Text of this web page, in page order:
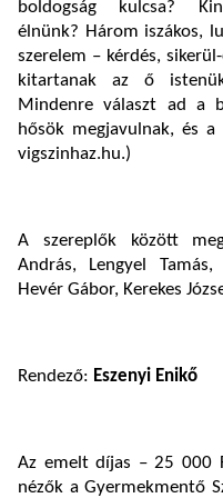
boldogság kulcsa?
élnünk? Három iszákos,
szerelem – kérdés,
kitartanak az ő
Mindenre választ ad a
hősök megjavulnak, és
vigszinhaz.hu.)
A szereplők között
András, Lengyel
Hevér Gábor, Kerekes
Rendező: Eszenyi Enikő
Az emelt díjas – 25 000
nézők a Gyermekmentő